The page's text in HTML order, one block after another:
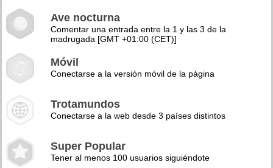
Ave nocturna
Comentar una entrada entre la 1 y las 3 de la
madrugada [GMT +01:00 (CET)]
Móvil
Conectarse a la versión móvil de la página
Trotamundos
Conectarse a la web desde 3 países distintos
Super Popular
Tener al menos 100 usuarios siguiéndote